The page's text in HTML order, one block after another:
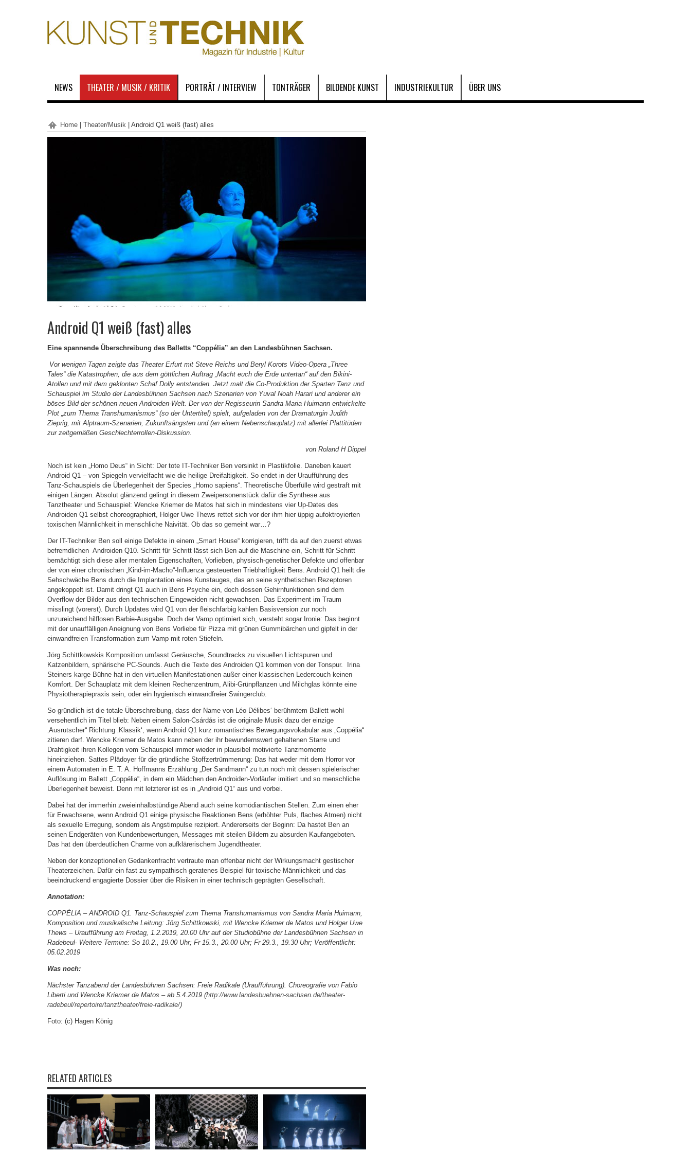
NEWS THEATER / MUSIK / KRITIK PORTRÄT / INTERVIEW TONTRÄGER BILDENDE KUNST INDUSTRIEKULTUR ÜBER UNS
Home Theater/Musik Android Q1 weiß (fast) alles
Android Q1 weiß (fast) alles
Eine spannende Überschreibung des Balletts “Coppélia” an den Landesbühnen Sachsen.
Vor wenigen Tagen zeigte das Theater Erfurt mit Steve Reichs und Beryl Korots Video-Opera „Three
Tales“ die Katastrophen, die aus dem göttlichen Auftrag „Macht euch die Erde untertan“ auf den Bikini-
Atollen und mit dem geklonten Schaf Dolly entstanden. Jetzt malt die Co-Produktion der Sparten Tanz und
Schauspiel im Studio der Landesbühnen Sachsen nach Szenarien von Yuval Noah Harari und anderer ein
böses Bild der schönen neuen Androiden-Welt. Der von der Regisseurin Sandra Maria Huimann entwickelte
Plot „zum Thema Transhumanismus“ (so der Untertitel) spielt, aufgeladen von der Dramaturgin Judith
Zieprig, mit Alptraum-Szenarien, Zukunftsängsten und (an einem Nebenschauplatz) mit allerlei Plattitüden
zur zeitgemäßen Geschlechterrollen-Diskussion.
von Roland H Dippel
Noch ist kein „Homo Deus“ in Sicht: Der tote IT-Techniker Ben versinkt in Plastikfolie. Daneben kauert
Android Q1 – von Spiegeln vervielfacht wie die heilige Dreifaltigkeit. So endet in der Uraufführung des
Tanz-Schauspiels die Überlegenheit der Species „Homo sapiens“. Theoretische Überfülle wird gestraft mit
einigen Längen. Absolut glänzend gelingt in diesem Zweipersonenstück dafür die Synthese aus
Tanztheater und Schauspiel: Wencke Kriemer de Matos hat sich in mindestens vier Up-Dates des
Androiden Q1 selbst choreographiert, Holger Uwe Thews rettet sich vor der ihm hier üppig aufoktroyierten
toxischen Männlichkeit in menschliche Naivität. Ob das so gemeint war…?
Der IT-Techniker Ben soll einige Defekte in einem „Smart House“ korrigieren, trifft da auf den zuerst etwas
befremdlichen Androiden Q10. Schritt für Schritt lässt sich Ben auf die Maschine ein, Schritt für Schritt
bemächtigt sich diese aller mentalen Eigenschaften, Vorlieben, physisch-genetischer Defekte und offenbar
der von einer chronischen „Kind-im-Macho“-Influenza gesteuerten Triebhaftigkeit Bens. Android Q1 heilt die
Sehschwäche Bens durch die Implantation eines Kunstauges, das an seine synthetischen Rezeptoren
angekoppelt ist. Damit dringt Q1 auch in Bens Psyche ein, doch dessen Gehirnfunktionen sind dem
Overflow der Bilder aus den technischen Eingeweiden nicht gewachsen. Das Experiment im Traum
misslingt (vorerst). Durch Updates wird Q1 von der fleischfarbig kahlen Basisversion zur noch
unzureichend hilflosen Barbie-Ausgabe. Doch der Vamp optimiert sich, versteht sogar Ironie: Das beginnt
mit der unauffälligen Aneignung von Bens Vorliebe für Pizza mit grünen Gummibärchen und gipfelt in der
einwandfreien Transformation zum Vamp mit roten Stiefeln.
Jörg Schittkowskis Komposition umfasst Geräusche, Soundtracks zu visuellen Lichtspuren und
Katzenbildern, sphärische PC-Sounds. Auch die Texte des Androiden Q1 kommen von der Tonspur. Irina
Steiners karge Bühne hat in den virtuellen Manifestationen außer einer klassischen Ledercouch keinen
Komfort. Der Schauplatz mit dem kleinen Rechenzentrum, Alibi-Grünpflanzen und Milchglas könnte eine
Physiotherapiepraxis sein, oder ein hygienisch einwandfreier Swingerclub.
So gründlich ist die totale Überschreibung, dass der Name von Léo Délibes‘ berühmtem Ballett wohl
versehentlich im Titel blieb: Neben einem Salon-Csárdás ist die originale Musik dazu der einzige
‚Ausrutscher“ Richtung ‚Klassik‘, wenn Android Q1 kurz romantisches Bewegungsvokabular aus „Coppélia“
zitieren darf. Wencke Kriemer de Matos kann neben der ihr bewundernswert gehaltenen Starre und
Drahtigkeit ihren Kollegen vom Schauspiel immer wieder in plausibel motivierte Tanzmomente
hineinziehen. Sattes Plädoyer für die gründliche Stoffzertrümmerung: Das hat weder mit dem Horror vor
einem Automaten in E. T. A. Hoffmanns Erzählung „Der Sandmann“ zu tun noch mit dessen spielerischer
Auflösung im Ballett „Coppélia“, in dem ein Mädchen den Androiden-Vorläufer imitiert und so menschliche
Überlegenheit beweist. Denn mit letzterer ist es in „Android Q1“ aus und vorbei.
Dabei hat der immerhin zweieinhalbstündige Abend auch seine komödiantischen Stellen. Zum einen eher
für Erwachsene, wenn Android Q1 einige physische Reaktionen Bens (erhöhter Puls, flaches Atmen) nicht
als sexuelle Erregung, sondern als Angstimpulse rezipiert. Andererseits der Beginn: Da hastet Ben an
seinen Endgeräten von Kundenbewertungen, Messages mit steilen Bildern zu absurden Kaufangeboten.
Das hat den überdeutlichen Charme von aufklärerischem Jugendtheater.
Neben der konzeptionellen Gedankenfracht vertraute man offenbar nicht der Wirkungsmacht gestischer
Theaterzeichen. Dafür ein fast zu sympathisch geratenes Beispiel für toxische Männlichkeit und das
beeindruckend engagierte Dossier über die Risiken in einer technisch geprägten Gesellschaft.
Annotation:
COPPÉLIA – ANDROID Q1. Tanz-Schauspiel zum Thema Transhumanismus von Sandra Maria Huimann,
Komposition und musikalische Leitung: Jörg Schittkowski, mit Wencke Kriemer de Matos und Holger Uwe
Thews – Uraufführung am Freitag, 1.2.2019, 20.00 Uhr auf der Studiobühne der Landesbühnen Sachsen in
Radebeul- Weitere Termine: So 10.2., 19.00 Uhr; Fr 15.3., 20.00 Uhr; Fr 29.3., 19.30 Uhr; Veröffentlicht:
05.02.2019
Was noch:
Nächster Tanzabend der Landesbühnen Sachsen: Freie Radikale (Uraufführung). Choreografie von Fabio
Liberti und Wencke Kriemer de Matos – ab 5.4.2019 (http://www.landesbuehnen-sachsen.de/theater-
radebeul/repertoire/tanztheater/freie-radikale/)
Foto: (c) Hagen König
RELATED ARTICLES